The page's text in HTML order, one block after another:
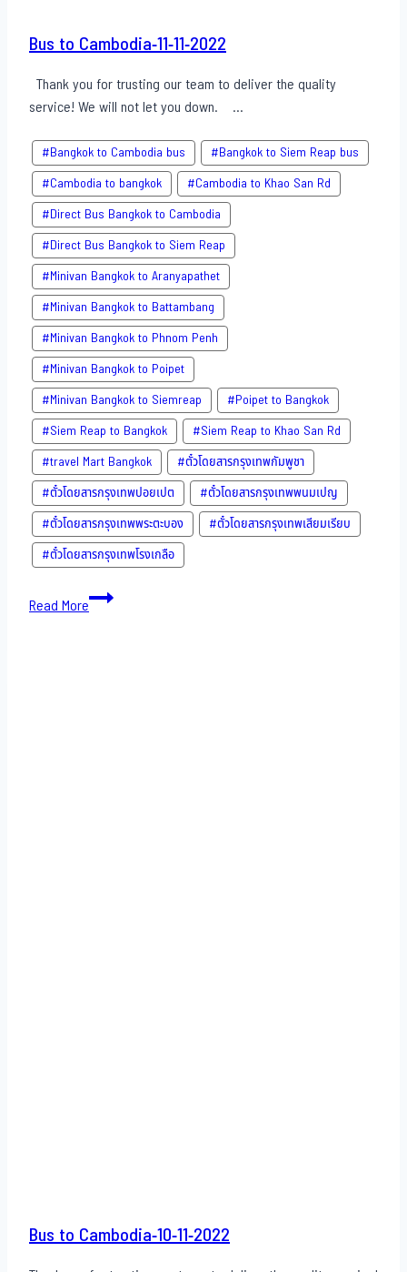
Bus to Cambodia-11-11-2022
Thank you for trusting our team to deliver the quality
service! We will not let you down. ...
#Bangkok to Cambodia bus
#Bangkok to Siem Reap bus
#Cambodia to bangkok
#Cambodia to Khao San​ Rd
#Direct​ Bus Bangkok to Cambodia
#Direct​ Bus Bangkok to Siem Reap
#Minivan Bangkok to​ Aranyapathet​
#Minivan​ Bangkok to Battambang
#Minivan Bangkok to Phnom Penh
#Minivan Bangkok to Poipet
#Minivan Bangkok to Siemreap
#Poipet to Bangkok
#Siem Reap to Bangkok
#Siem Reap to Khao San​ Rd
#travel Mart Bangkok
#ตั๋วโดยสารกรุงเทพกัมพูชา
#ตั๋วโดยสารกรุงเทพปอยเปต
#ตั๋วโดยสารกรุงเทพพนมเปญ
#ตั๋วโดยสารกรุงเทพพระตะบอง
#ตั๋วโดยสารกรุงเทพเสียมเรียบ
#ตั๋วโดยสารกรุงเทพโรงเกลือ
Read MoreBus
to
Bus to Cambodia-10-11-2022